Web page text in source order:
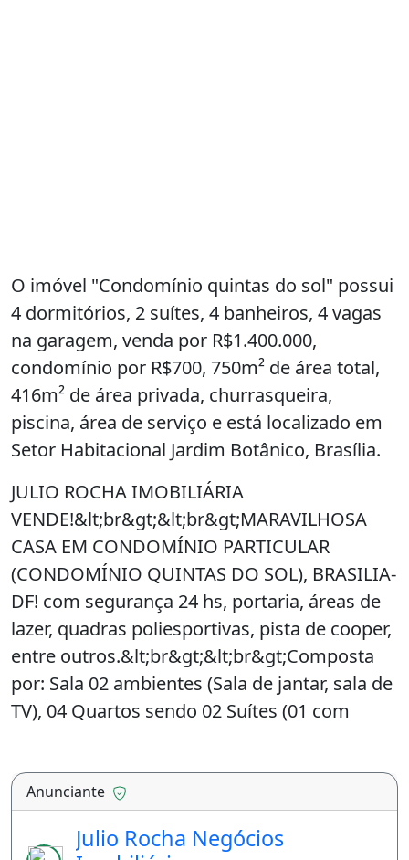
O imóvel "Condomínio quintas do sol" possui
4 dormitórios, 2 suítes, 4 banheiros, 4 vagas
na garagem, venda por R$1.400.000,
condomínio por R$700, 750m² de área total,
416m² de área privada, churrasqueira,
piscina, área de serviço e está localizado em
Setor Habitacional Jardim Botânico, Brasília.
JULIO ROCHA IMOBILIÁRIA
VENDE!&lt;br&gt;&lt;br&gt;MARAVILHOSA
CASA EM CONDOMÍNIO PARTICULAR
(CONDOMÍNIO QUINTAS DO SOL), BRASILIA-
DF! com segurança 24 hs, portaria, áreas de
lazer, quadras poliesportivas, pista de cooper,
entre outros.&lt;br&gt;&lt;br&gt;Composta
por: Sala 02 ambientes (Sala de jantar, sala de
TV), 04 Quartos sendo 02 Suítes (01 com
área de serviço coberta, aranda com Linda
Piscina, Churrasqueira, Espaço Gourmet,
Anunciante
Julio Rocha Negócios